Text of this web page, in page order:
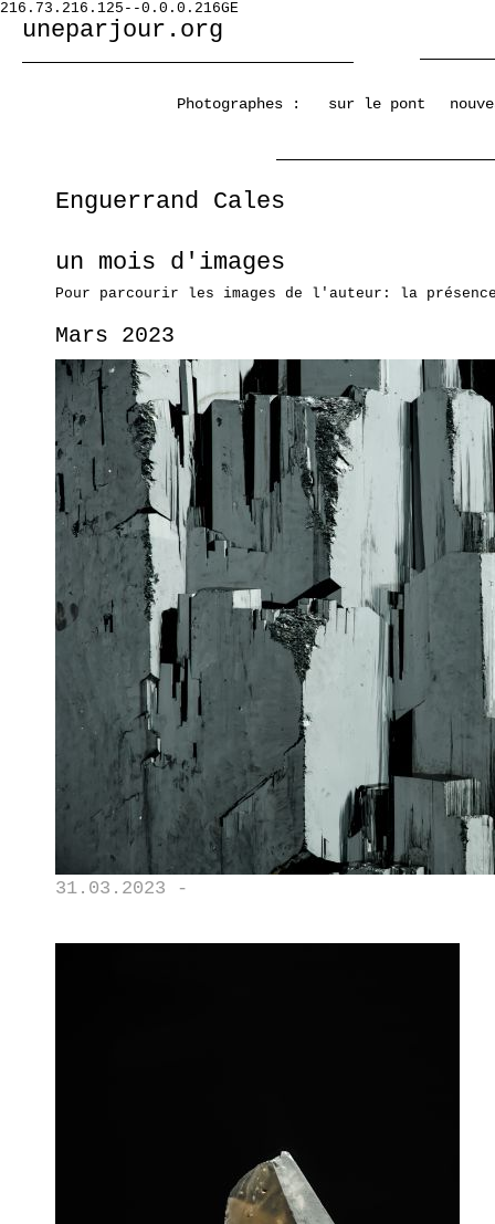
216.73.216.125--0.0.0.216GE
uneparjour.org
Photographes : sur le pont
Enguerrand Cales
un mois d'images
Pour parcourir les images de l'auteur: la
Mars 2023
31.03.2023 -